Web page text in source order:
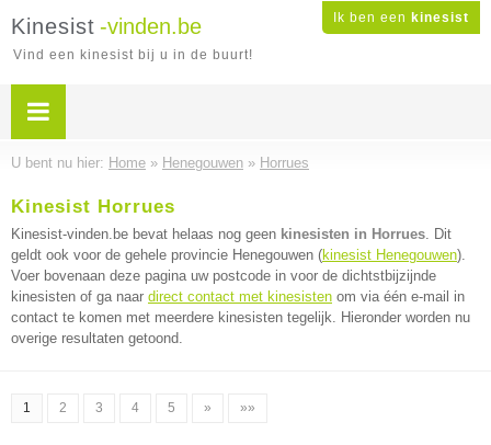
Ik ben een kinesist
Kinesist -vinden.be
Vind een kinesist bij u in de buurt!
U bent nu hier: Home » Henegouwen » Horrues
Kinesist Horrues
Kinesist-vinden.be bevat helaas nog geen kinesisten in Horrues. Dit
geldt ook voor de gehele provincie Henegouwen (kinesist Henegouwen).
Voer bovenaan deze pagina uw postcode in voor de dichtstbijzijnde
kinesisten of ga naar direct contact met kinesisten om via één e-mail in
contact te komen met meerdere kinesisten tegelijk. Hieronder worden nu
overige resultaten getoond.
1 2 3 4 5 » »»